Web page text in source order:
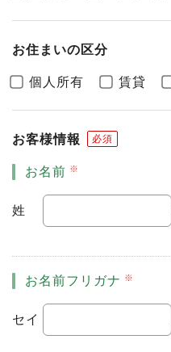
お住まいの区分
個人所有 賃貸
お客様情報 必須
お名前
姓
お名前フリガナ
セイ